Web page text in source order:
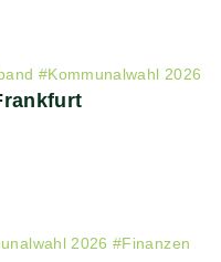
#Kommunalwahl 2026
2026 #Finanzen